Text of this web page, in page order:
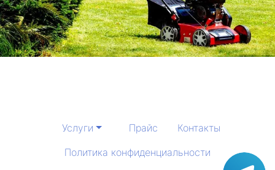
Услуги Прайс
Контакты
Политика конфиденциальности